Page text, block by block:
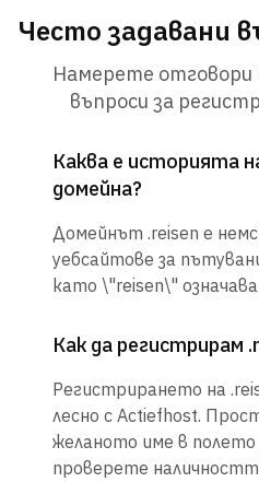
Често задавани
Намерете отговори
въпроси за
Каква е историята
домейна?
Домейнът .reisen е
уебсайтове за
като \"reisen\"
Как да регистрирам
Регистрирането на
лесно с Actiefhost.
желаното име в полето
проверете